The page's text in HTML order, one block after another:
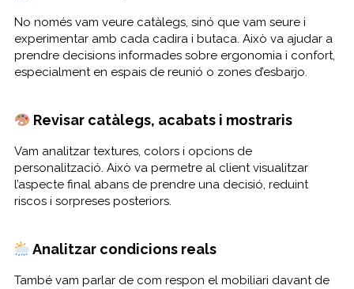
No només vam veure catàlegs, sinó que vam seure i
experimentar amb cada cadira i butaca. Això va ajudar a
prendre decisions informades sobre ergonomia i confort,
especialment en espais de reunió o zones d’esbarjo.
Revisar catàlegs, acabats i mostraris
Vam analitzar textures, colors i opcions de
personalització. Això va permetre al client visualitzar
l’aspecte final abans de prendre una decisió, reduint
riscos i sorpreses posteriors.
Analitzar condicions reals
També vam parlar de com respon el mobiliari davant de